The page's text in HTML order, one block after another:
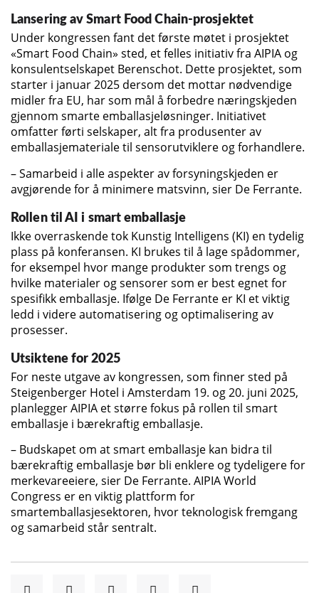
Lansering av Smart Food Chain-prosjektet
Under kongressen fant det første møtet i prosjektet
«Smart Food Chain» sted, et felles initiativ fra AIPIA og
konsulentselskapet Berenschot. Dette prosjektet, som
starter i januar 2025 dersom det mottar nødvendige
midler fra EU, har som mål å forbedre næringskjeden
gjennom smarte emballasjeløsninger. Initiativet
omfatter førti selskaper, alt fra produsenter av
emballasjemateriale til sensorutviklere og forhandlere.
– Samarbeid i alle aspekter av forsyningskjeden er
avgjørende for å minimere matsvinn, sier De Ferrante.
Rollen til AI i smart emballasje
Ikke overraskende tok Kunstig Intelligens (KI) en tydelig
plass på konferansen. KI brukes til å lage spådommer,
for eksempel hvor mange produkter som trengs og
hvilke materialer og sensorer som er best egnet for
spesifikk emballasje. Ifølge De Ferrante er KI et viktig
ledd i videre automatisering og optimalisering av
prosesser.
Utsiktene for 2025
For neste utgave av kongressen, som finner sted på
Steigenberger Hotel i Amsterdam 19. og 20. juni 2025,
planlegger AIPIA et større fokus på rollen til smart
emballasje i bærekraftig emballasje.
– Budskapet om at smart emballasje kan bidra til
bærekraftig emballasje bør bli enklere og tydeligere for
merkevareeiere, sier De Ferrante. AIPIA World
Congress er en viktig plattform for
smartemballasjesektoren, hvor teknologisk fremgang
og samarbeid står sentralt.